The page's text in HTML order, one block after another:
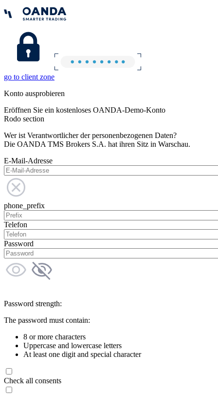
go to client zone
Konto ausprobieren
Eröffnen Sie ein kostenloses OANDA-Demo-Konto
Rodo section
Wer ist Verantwortlicher der personenbezogenen Daten?
Die OANDA TMS Brokers S.A. hat ihren Sitz in Warschau.
E-Mail-Adresse
phone_prefix
Telefon
Password
Password strength:
The password must contain:
8 or more characters
Uppercase and lowercase letters
At least one digit and special character
Check all consents